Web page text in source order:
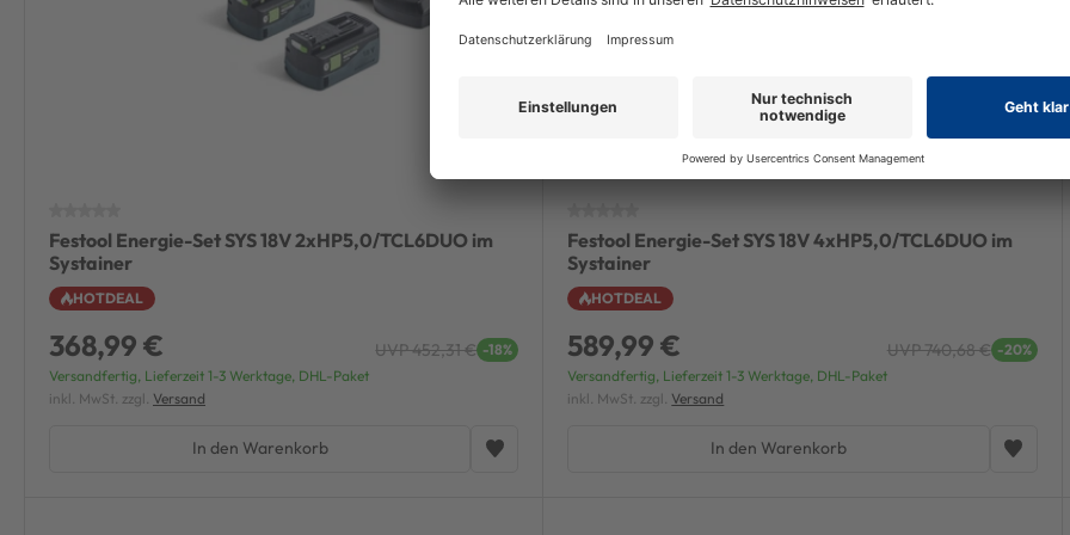
Festool Energie-Set SYS 18V 2xHP5,0/TCL6DUO im
Systainer
HOTDEAL
368,99 € UVP 452,31 € -18%
Versandfertig, Lieferzeit 1-3 Werktage, DHL-Paket
inkl. MwSt. zzgl. Versand
In den Warenkorb
Festool Energie-Set SYS 18V 4xHP5,0/TCL6DUO im
Systainer
HOTDEAL
589,99 € UVP 740,68 € -20%
Versandfertig, Lieferzeit 1-3 Werktage, DHL-Paket
inkl. MwSt. zzgl. Versand
In den Warenkorb